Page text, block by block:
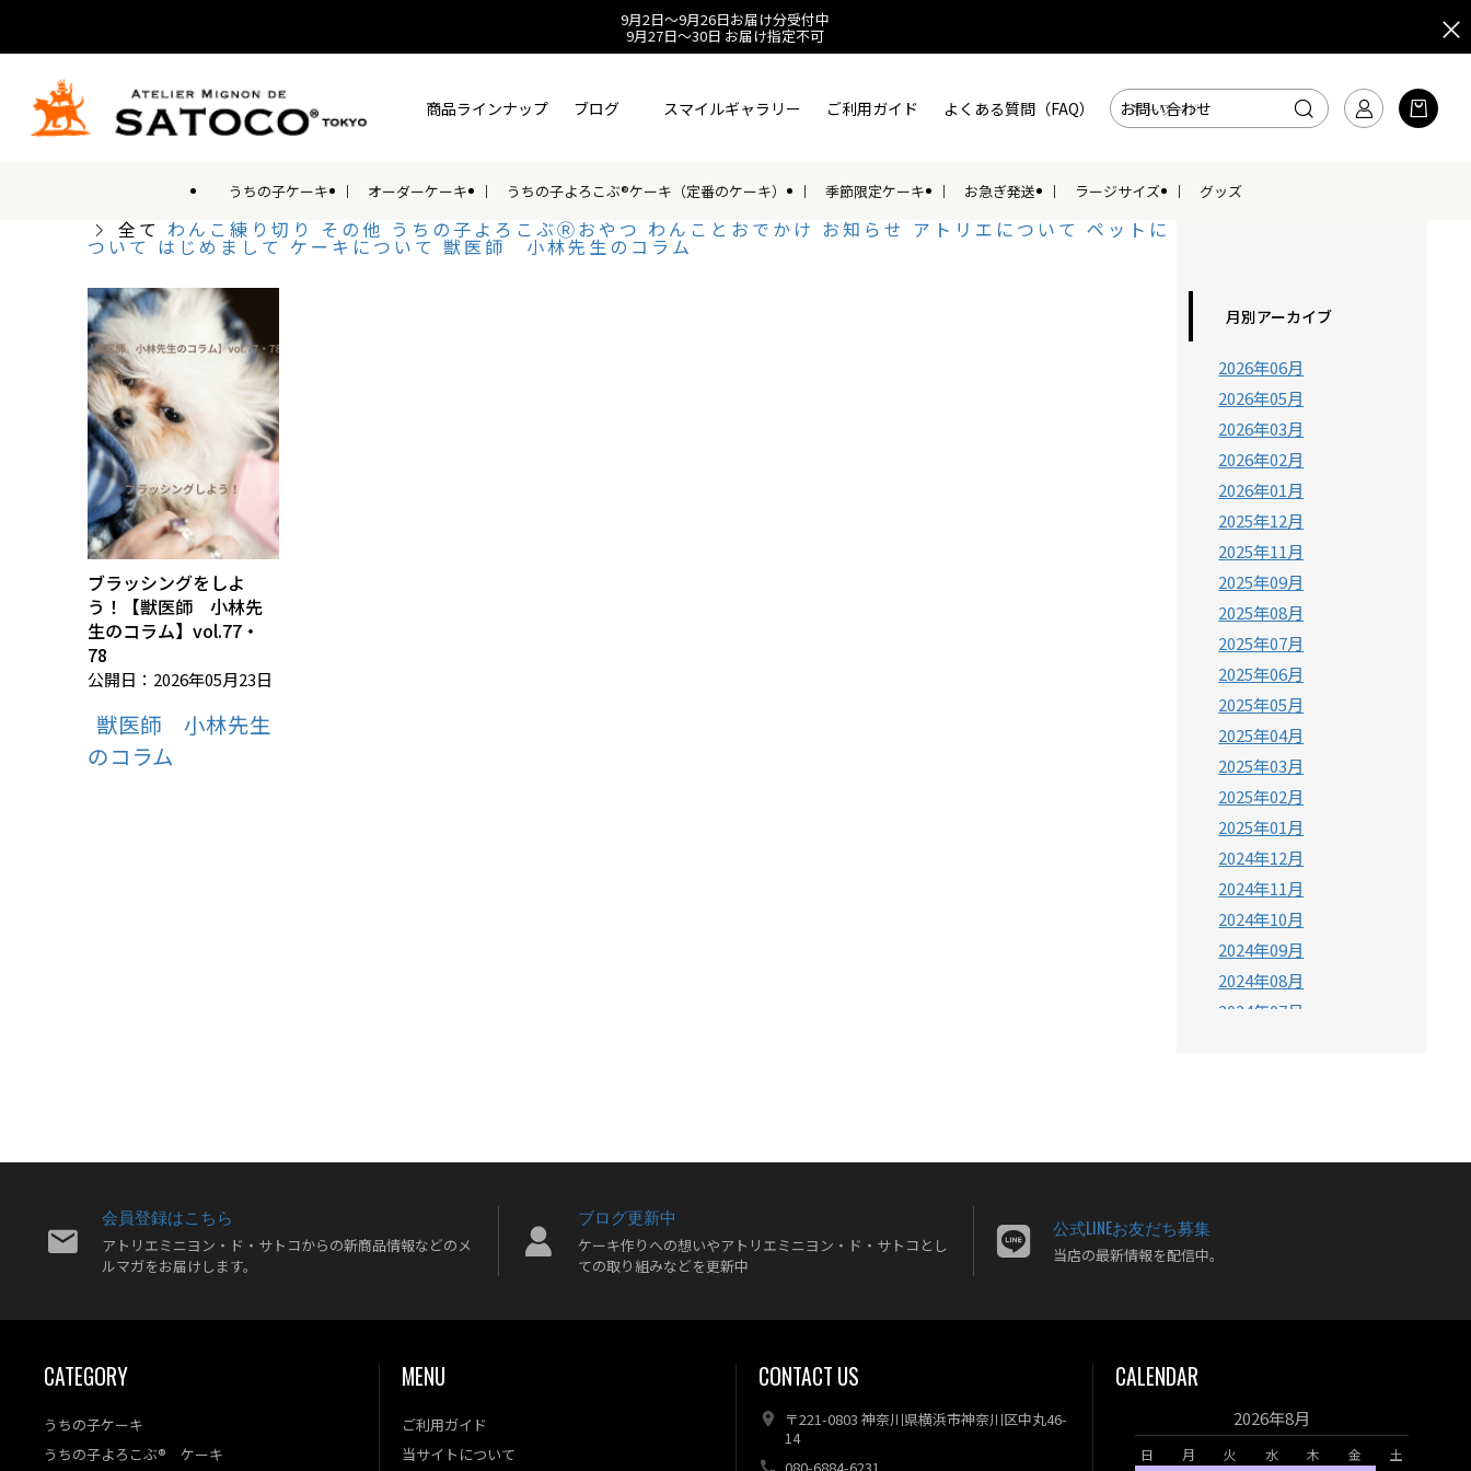
9月2日～9月26日お届け分受付中
9月27日～30日 お届け指定不可
商品ラインナップ ブログ スマイルギャラリー ご利用ガイド よくある質問（FAQ） お問い合わせ
うちの子ケーキ オーダーケーキ うちの子よろこぶ®ケーキ（定番のケーキ） 季節限定ケーキ お急ぎ発送 ラージサイズ グッズ
全て わんこ練り切り その他 うちの子よろこぶⓇおやつ わんことおでかけ お知らせ アトリエについて ペットに
ついて はじめましてケーキについて獣医師 小林先生のコラム
ブラッシングをしよ
う！【獣医師 小林先
生のコラム】vol.77・
78
公開日：2026年05月23日
獣医師 小林先生
のコラム
月別アーカイブ
2026年06月
2026年05月
2026年03月
2026年02月
2026年01月
2025年12月
2025年11月
2025年09月
2025年08月
2025年07月
2025年06月
2025年05月
2025年04月
2025年03月
2025年02月
2025年01月
2024年12月
2024年11月
2024年10月
2024年09月
2024年08月
2024年07月
2024年02月
2023年09月
2023年06月
2023年05月
会員登録はこちら
アトリエミニヨン・ド・サトコからの新商品情報などのメ
ルマガをお届けします。
ブログ更新中
ケーキ作りへの想いやアトリエミニヨン・ド・サトコとし
ての取り組みなどを更新中
公式LINEお友だち募集
当店の最新情報を配信中。
CATEGORY
うちの子ケーキ
うちの子よろこぶ® ケーキ
MENU
ご利用ガイド
当サイトについて
CONTACT US
〒221-0803 神奈川県横浜市神奈川区中丸46-
14
CALENDAR
2026年8月
日 月 火 水 木 金
土